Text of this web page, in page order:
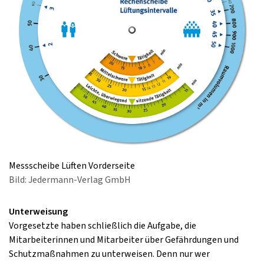
Messscheibe Lüften Vorderseite
Bild: Jedermann-Verlag GmbH
Unterweisung
Vorgesetzte haben schließlich die Aufgabe, die
Mitarbeiterinnen und Mitarbeiter über Gefährdungen und
Schutzmaßnahmen zu unterweisen. Denn nur wer